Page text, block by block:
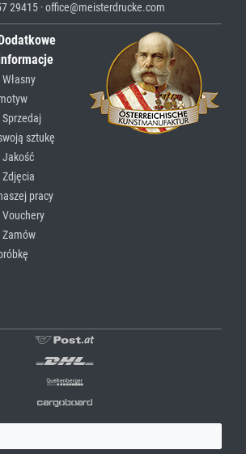
29415 · office@meisterdrucke.com
Dodatkowe
Własny
Sprzedaj
sztukę
Jakość
Zdjęcia
pracy
Vouchery
Zamów